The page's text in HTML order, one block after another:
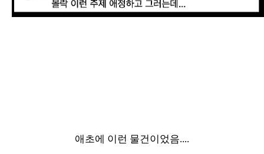
애초에 이런 물건이었음....